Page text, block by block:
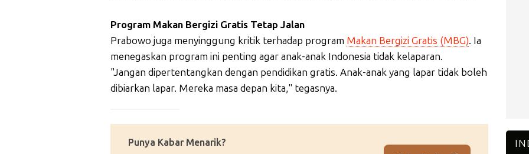
Program Makan Bergizi Gratis Tetap Jalan
Prabowo juga menyinggung kritik terhadap program Makan Bergizi Gratis (MBG). Ia
menegaskan program ini penting agar anak-anak Indonesia tidak kelaparan.
"Jangan dipertentangkan dengan pendidikan gratis. Anak-anak yang lapar tidak boleh
dibiarkan lapar. Mereka masa depan kita," tegasnya.
Punya Kabar Menarik?